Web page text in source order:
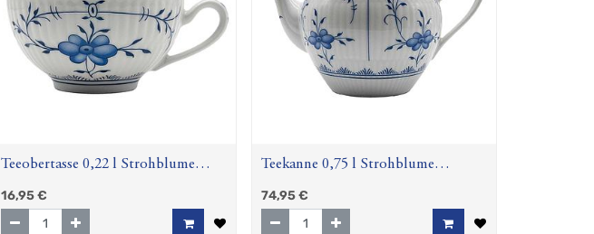
Teeobertasse 0,22 l Strohblume
(Amina)
16,95€
Teekanne 0,75 l Strohblume
(Amina)
74,95€